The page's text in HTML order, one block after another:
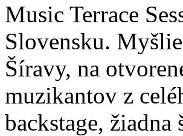
Music Terrace
Slovensku.
Šíravy, na
muzikantov z
backstage,